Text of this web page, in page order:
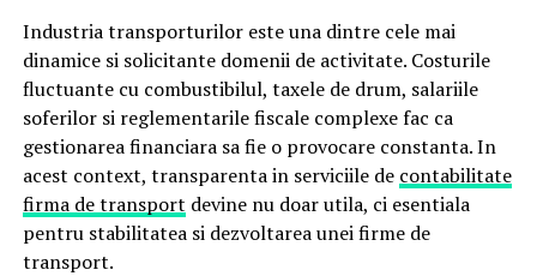
Prin randarea 3D poți analiza:
numărul și forma fronturilor
structura internă a corpurilor
proporțiile în raport cu spațiul disponibil
integrarea electrocasnicelor
Industria transporturilor este una dintre cele mai
dinamice si solicitante domenii de activitate. Costurile
fluctuante cu combustibilul, taxele de drum, salariile
soferilor si reglementarile fiscale complexe fac ca
gestionarea financiara sa fie o provocare constanta. In
acest context, transparenta in serviciile de contabilitate
firma de transport devine nu doar utila, ci esentiala
pentru stabilitatea si dezvoltarea unei firme de
transport.